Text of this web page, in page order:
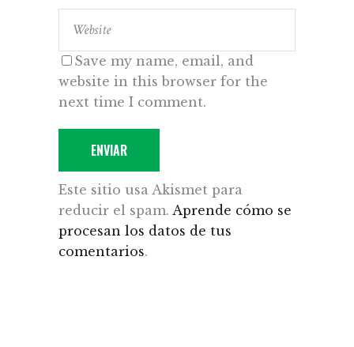
Save my name, email, and
website in this browser for the
next time I comment.
ENVIAR
Este sitio usa Akismet para
reducir el spam. Aprende cómo se
procesan los datos de tus
comentarios.